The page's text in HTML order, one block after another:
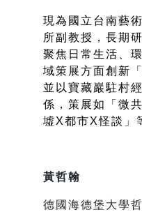
現為國立台南藝
所副教授，長期
聚焦日常生活、
域策展方面創新
並以寶藏巖駐村
係，策展如「微
墟X都市X怪談」
黃哲翰
德國海德堡大學